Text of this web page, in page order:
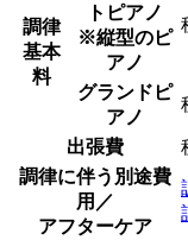
調律
基本
料
トピアノ
※縦型のピ
アノ
グランドピ
アノ
出張費
調律に伴う別途費
用／
アフターケア